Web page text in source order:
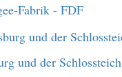
Fabrik - FDF
und der Schlossteich